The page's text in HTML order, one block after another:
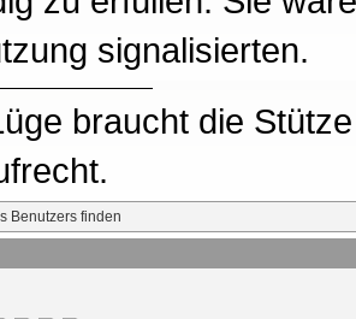
signalisierten.
braucht die